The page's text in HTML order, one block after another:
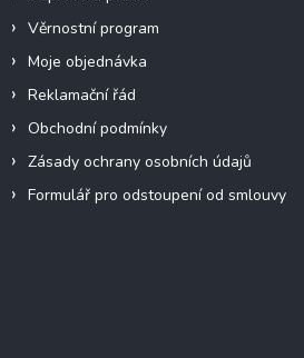
Věrnostní program
Moje objednávka
Reklamační řád
Obchodní podmínky
Zásady ochrany osobních údajů
Formulář pro odstoupení od smlouvy